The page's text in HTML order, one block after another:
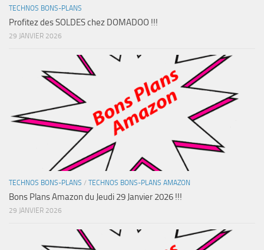
TECHNOS BONS-PLANS
Profitez des SOLDES chez DOMADOO !!!
29 JANVIER 2026
TECHNOS BONS-PLANS / TECHNOS BONS-PLANS AMAZON
Bons Plans Amazon du Jeudi 29 Janvier 2026 !!!
29 JANVIER 2026